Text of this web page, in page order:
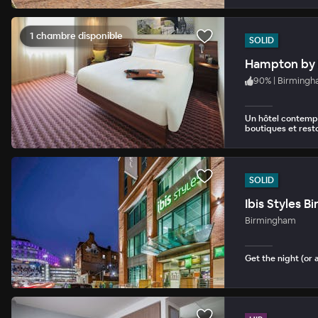
1 chambre disponible SOLID
Hampton
90% |
Un hôtel
boutiques et
SOLID
Ibis Styles
Birmingham
Get the night (or